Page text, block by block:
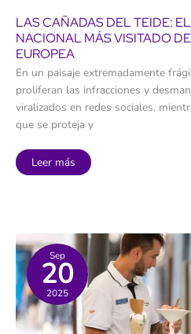
LAS CAÑADAS DEL TEIDE:
NACIONAL MÁS VISITADO
EUROPEA
En un paisaje extremadamente
proliferan las infracciones y
viralizados en redes sociales,
que se proteja y
Las
Cañadas
Nacional
más
visitado
España
y
la
Unión
Europea
Leer más
Sep
20
2025